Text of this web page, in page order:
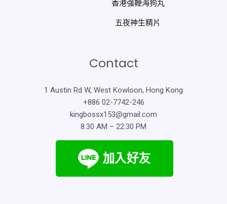
香港強鞭海狗丸
五夜神生精片
Contact
1 Austin Rd W, West Kowloon, Hong Kong
+886 02-7742-246
kingbossx153@gmail.com
8:30 AM – 22:30 PM